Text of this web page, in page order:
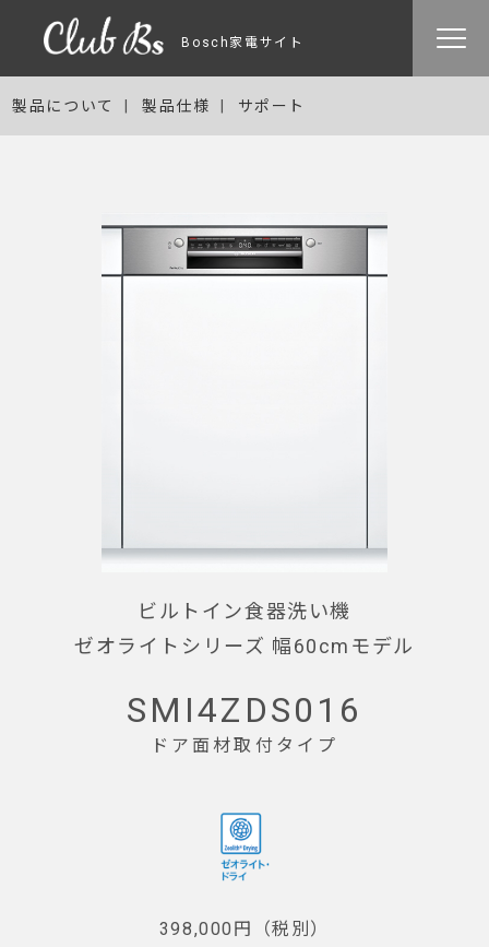
Bosch家電サイト
製品について 製品仕様 サポート
ビルトイン食器洗い機
ゼオライトシリーズ 幅60cmモデル
SMI4ZDS016
ドア面材取付タイプ
398,000円（税別）